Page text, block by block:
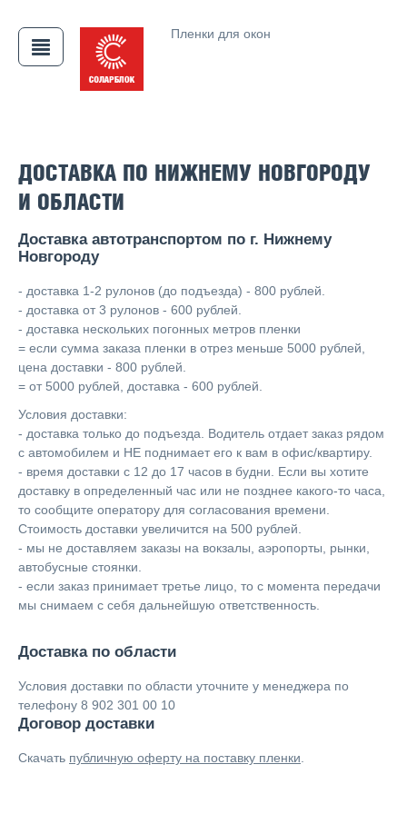
Пленки для окон
ДОСТАВКА ПО НИЖНЕМУ НОВГОРОДУ
И ОБЛАСТИ
Доставка автотранспортом по г. Нижнему
Новгороду
- доставка 1-2 рулонов (до подъезда) - 800 рублей.
- доставка от 3 рулонов - 600 рублей.
- доставка нескольких погонных метров пленки
= если сумма заказа пленки в отрез меньше 5000 рублей,
цена доставки - 800 рублей.
= от 5000 рублей, доставка - 600 рублей.
Условия доставки:
- доставка только до подъезда. Водитель отдает заказ рядом
с автомобилем и НЕ поднимает его к вам в офис/квартиру.
- время доставки с 12 до 17 часов в будни. Если вы хотите
доставку в определенный час или не позднее какого-то часа,
то сообщите оператору для согласования времени.
Стоимость доставки увеличится на 500 рублей.
- мы не доставляем заказы на вокзалы, аэропорты, рынки,
автобусные стоянки.
- если заказ принимает третье лицо, то с момента передачи
мы снимаем с себя дальнейшую ответственность.
Доставка по области
Условия доставки по области уточните у менеджера по
телефону 8 902 301 00 10
Договор доставки
Скачать публичную оферту на поставку пленки